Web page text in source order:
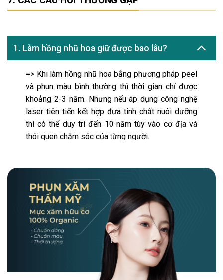
1. Làm hồng nhũ hoa giữ được bao lâu?
=> Khi làm hồng nhũ hoa bằng phương pháp peel
và phun màu bình thường thì thời gian chỉ được
khoảng 2-3 năm. Nhưng nếu áp dụng công nghệ
laser tiên tiến kết hợp đưa tinh chất nuôi dưỡng
thì có thể duy trì đến 10 năm tùy vào cơ địa và
thói quen chăm sóc của từng người.